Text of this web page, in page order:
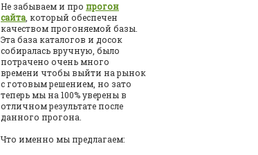
Не забываем и про прогон
сайта , который обеспечен
качеством прогоняемой базы.
Эта база каталогов и досок
собиралась вручную, было
потрачено очень много
времени чтобы выйти на рынок
с готовым решением, но зато
теперь мы на 100% уверены в
отличном результате после
данного прогона.
Что именно мы предлагаем: